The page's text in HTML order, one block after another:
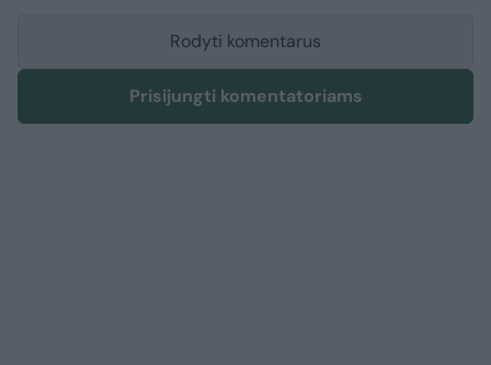
Rodyti komentarus
Prisijungti komentatoriams